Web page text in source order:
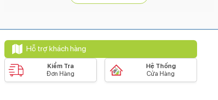
Hỗ trợ khách hàng
Kiểm Tra
Đơn Hàng
Hệ Thống
Cửa Hàng